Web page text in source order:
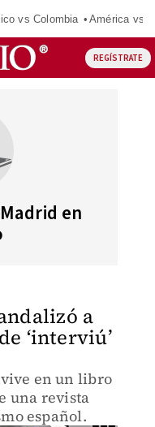
vs Colombia América vs
REGÍSTRATE
en
a
‘interviú’
en un libro
una revista
español.